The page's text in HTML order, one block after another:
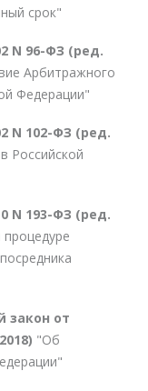
срок"
N 96-ФЗ (ред.
Арбитражного
Федерации"
N 102-ФЗ (ред.
Российской
N 193-ФЗ (ред.
закон от
"Об